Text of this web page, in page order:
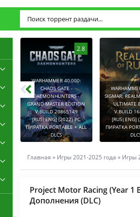
2.8
WARHAMMER 40,000:
CHAOS GATE -
DAEMONHUNTERS -
GRAND MASTER EDITION
V.BUILD 20865149
[RUS|ENG] (2022) PC
ПИРАТКА PORTABLE + ALL
DLCS
SIGMAR:
ULTIMATE
V.BUILD
[RUS|ENG]
ПИРАТКА
Главная » Игры 2021-2025 года » Игры
Project Motor Racing (Year 1
Дополнения (DLC)